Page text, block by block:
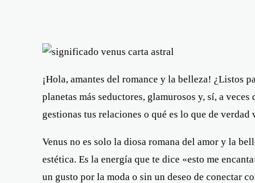
¡Hola, amantes del romance y la belleza! ¿Listos
planetas más seductores, glamurosos y, sí, a
gestionas tus relaciones o qué es lo que de
Venus no es solo la diosa romana del amor y la
estética. Es la energía que te dice «esto me
un gusto por la moda o sin un deseo de conectar